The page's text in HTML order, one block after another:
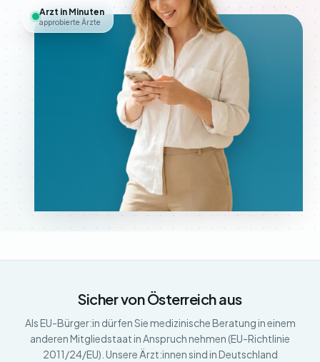
Arzt in Minuten
approbierte Ärzte
Sicher von Österreich aus
Als EU-Bürger:in dürfen Sie medizinische Beratung in einem
anderen Mitgliedstaat in Anspruch nehmen (EU-Richtlinie
2011/24/EU). Unsere Ärzt:innen sind in Deutschland